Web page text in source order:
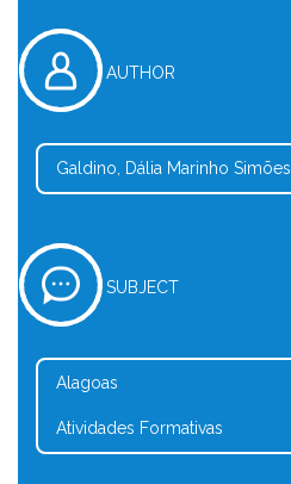
AUTHOR
Galdino, Dália Marinho Simões
SUBJECT
Alagoas
Atividades Formativas